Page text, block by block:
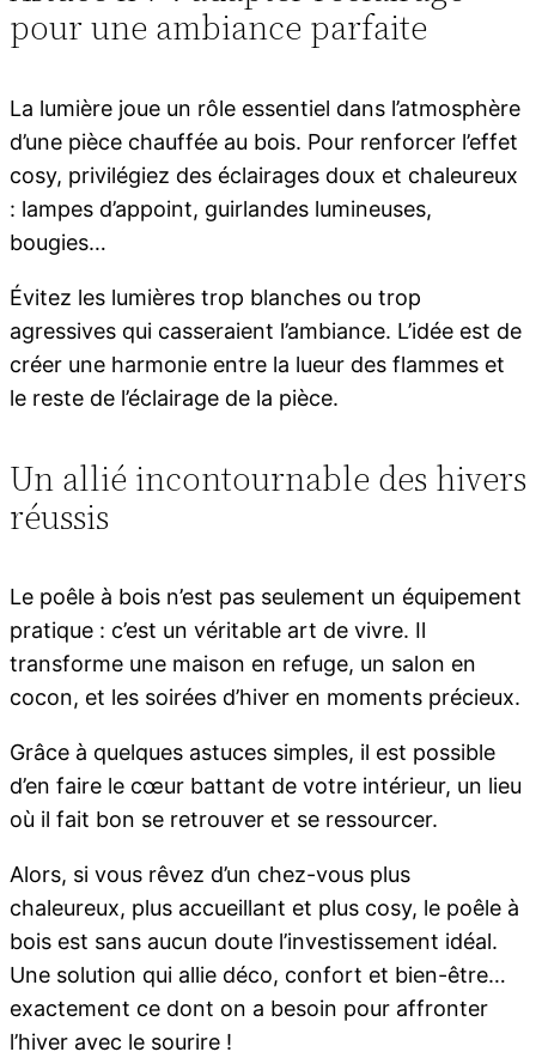
pour une ambiance parfaite
La lumière joue un rôle essentiel dans l’atmosphère
d’une pièce chauffée au bois. Pour renforcer l’effet
cosy, privilégiez des éclairages doux et chaleureux
: lampes d’appoint, guirlandes lumineuses,
bougies…
Évitez les lumières trop blanches ou trop
agressives qui casseraient l’ambiance. L’idée est de
créer une harmonie entre la lueur des flammes et
le reste de l’éclairage de la pièce.
Un allié incontournable des hivers
réussis
Le poêle à bois n’est pas seulement un équipement
pratique : c’est un véritable art de vivre. Il
transforme une maison en refuge, un salon en
cocon, et les soirées d’hiver en moments précieux.
Grâce à quelques astuces simples, il est possible
d’en faire le cœur battant de votre intérieur, un lieu
où il fait bon se retrouver et se ressourcer.
Alors, si vous rêvez d’un chez-vous plus
chaleureux, plus accueillant et plus cosy, le poêle à
bois est sans aucun doute l’investissement idéal.
Une solution qui allie déco, confort et bien-être…
exactement ce dont on a besoin pour affronter
l’hiver avec le sourire !